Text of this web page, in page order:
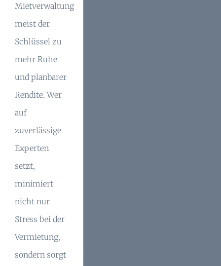
Mietverwaltung
meist der
Schlüssel zu
mehr Ruhe
und planbarer
Rendite. Wer
auf
zuverlässige
Experten
setzt,
minimiert
nicht nur
Stress bei der
Vermietung,
sondern sorgt